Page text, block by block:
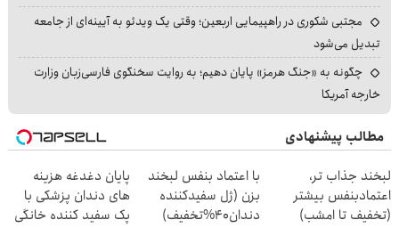
مجتبی شکوری در راهپیمایی اربعین؛ وقتی یک ویدئو به آیینه‌ای از جامعه
تبدیل می‌شود
چگونه به «جنگ هرمز» پایان دهیم؛ به روایت سخنگوی فارسی‌زبان وزارت
خارجه آمریکا
مطالب پیشنهادی
لبخند جذاب تر،
اعتمادبنفس بیشتر
(تخفیف تا امشب)
با اعتماد بنفس لبخند
بزن (ژل سفیدکننده
دندان40%تخفیف)
پایان دغدغه هزینه
های دندان پزشکی با
پک سفید کننده خانگی